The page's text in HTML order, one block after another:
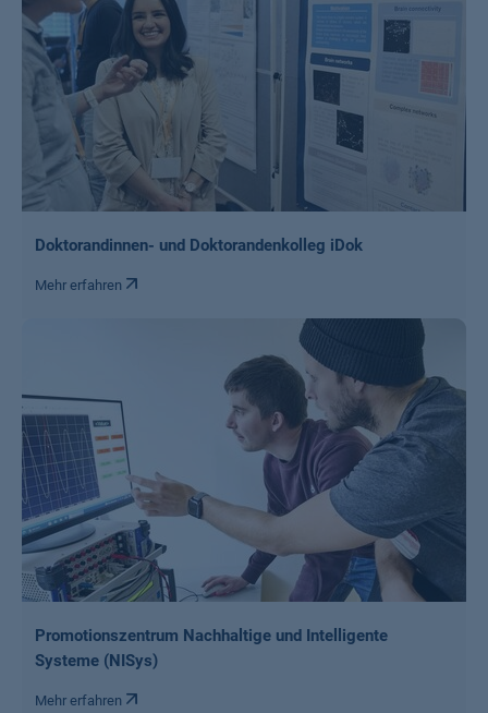
Doktorandinnen- und Doktorandenkolleg iDok
Mehr erfahren
Promotionszentrum Nachhaltige und Intelligente
Systeme (NISys)
Mehr erfahren